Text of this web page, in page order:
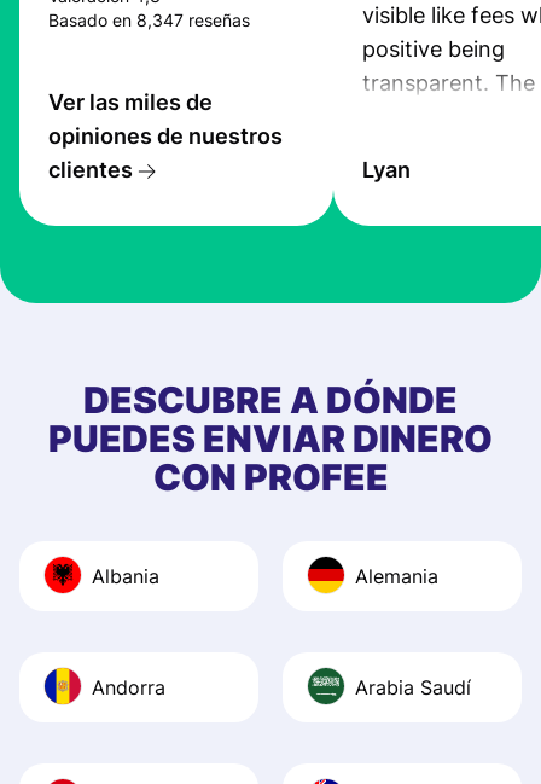
Basado en 8,347 reseñas
Ver las miles de
opiniones de nuestros
clientes
visible like fees
positive being
transparent. The
the exchange
at Profee is very
first started
app, and they
quick to provide
and helpful
Recommend it!
Lyan
DESCUBRE A DÓNDE
PUEDES ENVIAR DINERO
CON PROFEE
Albania Alemania
Andorra Arabia Saudí